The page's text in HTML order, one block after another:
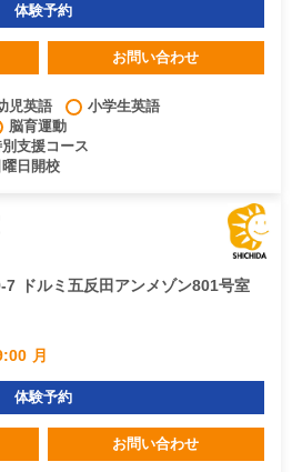
体験予約
お問い合わせ
児英語
小学生英語
脳育運動
支援コース
曜日開校
ドルミ五反田アンメゾン801号室
月
体験予約
お問い合わせ